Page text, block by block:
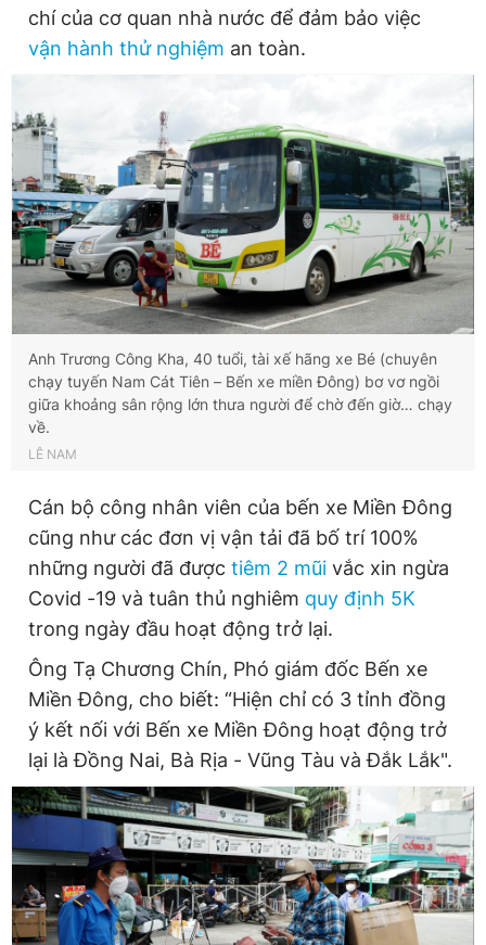
chí của cơ quan nhà nước để đảm bảo việc
vận hành thử nghiệm an toàn.
Anh Trương Công Kha, 40 tuổi, tài xế hãng xe Bé (chuyên
chạy tuyến Nam Cát Tiên – Bến xe miền Đông) bơ vơ ngồi
giữa khoảng sân rộng lớn thưa người để chờ đến giờ… chạy
về.
LÊ NAM
Cán bộ công nhân viên của bến xe Miền Đông
cũng như các đơn vị vận tải đã bố trí 100%
những người đã được tiêm 2 mũi vắc xin ngừa
Covid -19 và tuân thủ nghiêm quy định 5K
trong ngày đầu hoạt động trở lại.
Ông Tạ Chương Chín, Phó giám đốc Bến xe
Miền Đông, cho biết: “Hiện chỉ có 3 tỉnh đồng
ý kết nối với Bến xe Miền Đông hoạt động trở
lại là Đồng Nai, Bà Rịa - Vũng Tàu và Đắk Lắk".